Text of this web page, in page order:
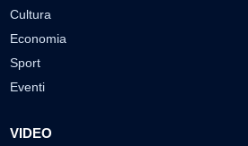
Cultura
Economia
Sport
Eventi
VIDEO